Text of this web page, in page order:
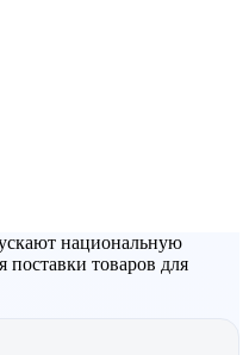
национальную
товаров для